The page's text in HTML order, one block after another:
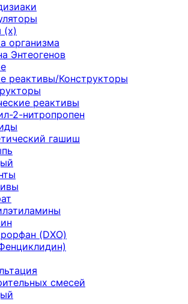
(х)
организма
Энтеогенов
реактивы/Конструкторы
реактивы
2-нитропропен
гашиш
(DXO)
смесей